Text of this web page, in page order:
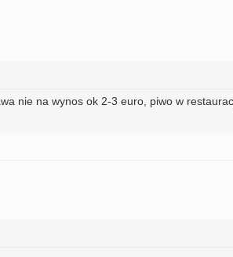
nie na wynos ok 2-3 euro, piwo w